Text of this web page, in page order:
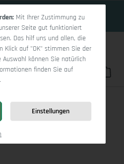
Du hast 0
Funktionen)
Mit Ihrer Zustimmung zu
Seite gut funktioniert
Das hilf uns und allen, die
Klick auf "OK" stimmen Sie der
Auswahl können Sie natürlich
finden Sie auf
.
Einstellungen